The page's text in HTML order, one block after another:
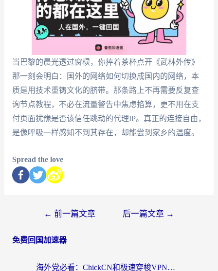
当巴黎的晨光透过窗棂，你捧着茶杯点开《武林外传》
那一刻会明白：国外的网络如何切换成国内的网络，本
质是用技术重铸文化的脐带。那条路上不再需要反复查
询节点教程，不必在流量警告中焦虑掐算，更不用在支
付页面犹豫是否该信任跳动的代理IP。真正的连接自由，
是像呼吸一样感知不到其存在，却能尝到家乡的温度。
Spread the love
← 前一篇文章 后一篇文章 →
免费回国加速器
海外党必看：ChickCN和极速穿梭VPN好用吗？3招教你选对回国加速器无缝刷国内资源